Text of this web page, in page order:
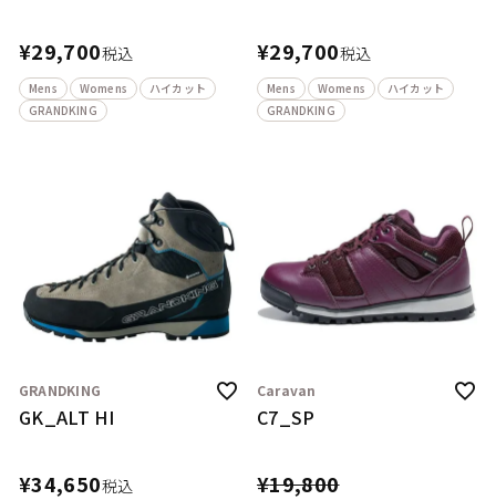
¥29,700税込
Mens Womens
ハイカット
GRANDKING
¥29,700税込
Mens Womens
ハイカット
GRANDKING
GRANDKING
GK_ALT HI
¥34,650税込
Caravan
C7_SP
¥19,800